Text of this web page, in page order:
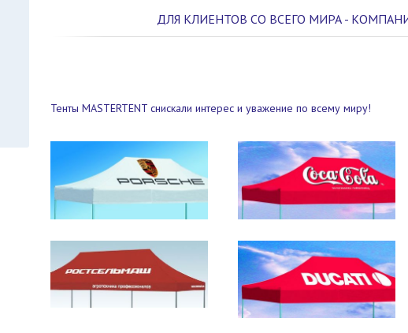
ДЛЯ КЛИЕНТОВ СО ВСЕГО МИРА -
Тенты MASTERTENT снискали интерес и уважение по всему миру!